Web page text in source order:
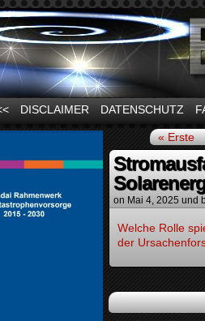
News und Infos zum Thema
DISCLAIMER DATENSCHUTZ
« Erste
on Mai 4, 2025 und
Welche Rolle
der